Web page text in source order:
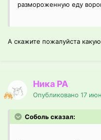
размороженную еду
А скажите пожалуйста
Ника РА
Опубликовано 17
Соболь сказал: